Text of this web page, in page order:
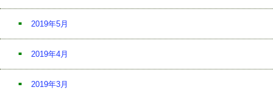
2019年5月
2019年4月
2019年3月